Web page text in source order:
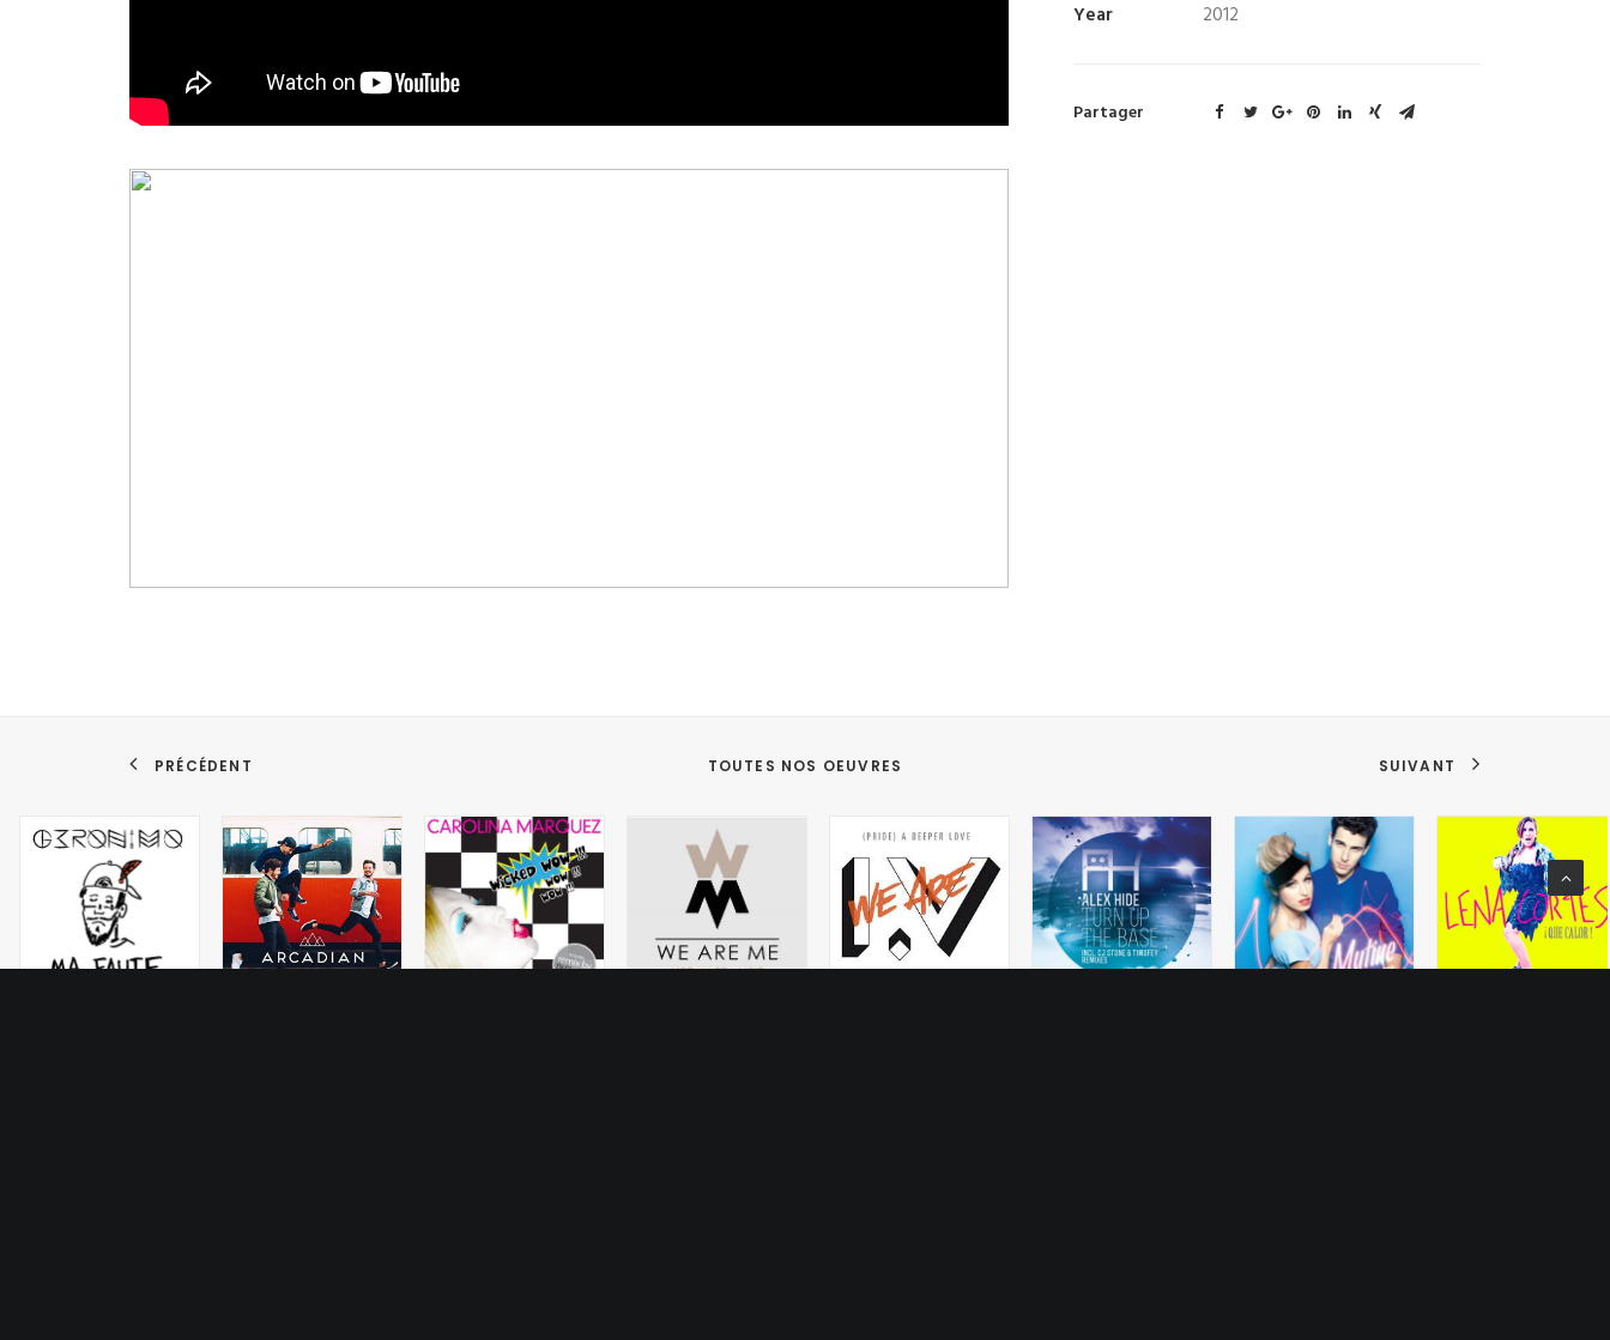
Year
2012
Partager
PRÉCÉDENT TOUTES NOS OEUVRES SUIVANT